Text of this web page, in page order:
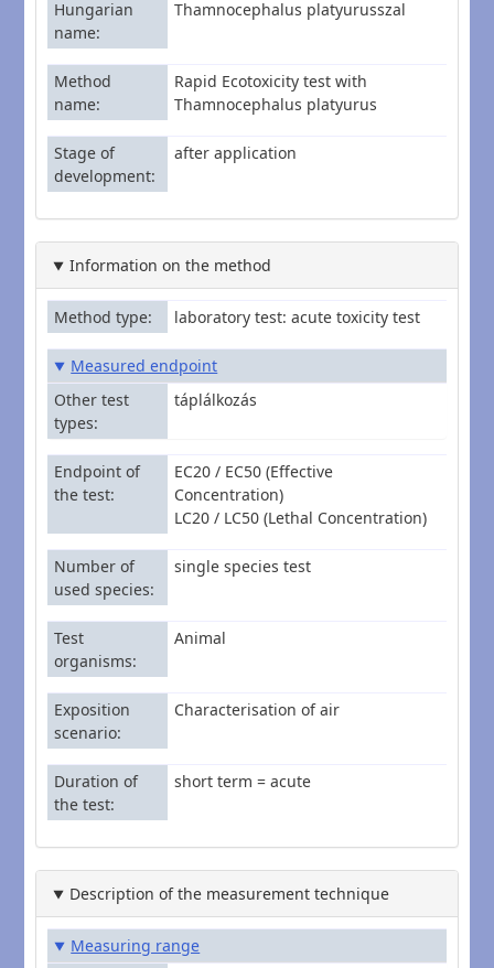
Hungarian
name
Thamnocephalus platyurusszal
Method
name
Rapid Ecotoxicity test with
Thamnocephalus platyurus
Stage of
development
after application
Information on the method
Method type laboratory test: acute toxicity test
Measured endpoint
Other test
types
táplálkozás
Endpoint of
the test
EC20 / EC50 (Effective
Concentration)
LC20 / LC50 (Lethal Concentration)
Number of
used species
single species test
Test
organisms
Animal
Exposition
scenario
Characterisation of air
Duration of
the test
short term = acute
Description of the measurement technique
Measuring range